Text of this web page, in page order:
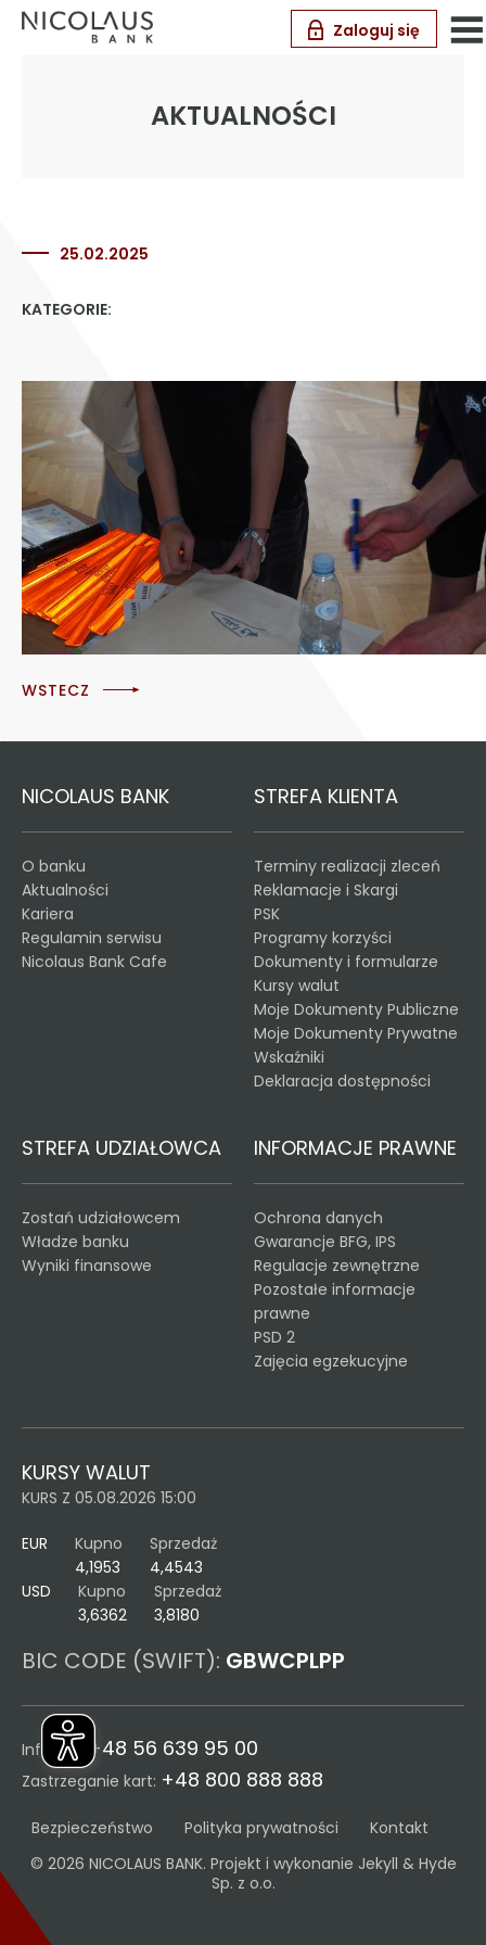
Zaloguj się
AKTUALNOŚCI
25.02.2025
KATEGORIE:
WSTECZ
NICOLAUS BANK
O banku
Aktualności
Kariera
Regulamin serwisu
Nicolaus Bank Cafe
STREFA KLIENTA
Terminy realizacji zleceń
Reklamacje i Skargi
PSK
Programy korzyści
Dokumenty i formularze
Kursy walut
Moje Dokumenty Publiczne
Moje Dokumenty Prywatne
Wskaźniki
Deklaracja dostępności
STREFA UDZIAŁOWCA
Zostań udziałowcem
Władze banku
Wyniki finansowe
INFORMACJE PRAWNE
Ochrona danych
Gwarancje BFG, IPS
Regulacje zewnętrzne
Pozostałe informacje
prawne
PSD 2
Zajęcia egzekucyjne
KURSY WALUT
KURS Z 05.08.2026 15:00
EUR
Kupno
4,1953
Sprzedaż
4,4543
USD
Kupno
3,6362
Sprzedaż
3,8180
BIC CODE (SWIFT): GBWCPLPP
Infolinia: +48 56 639 95 00
Zastrzeganie kart: +48 800 888 888
Bezpieczeństwo Polityka prywatności
Kontakt
© 2026 NICOLAUS BANK. Projekt i wykonanie Jekyll & Hyde
Sp. z o.o.